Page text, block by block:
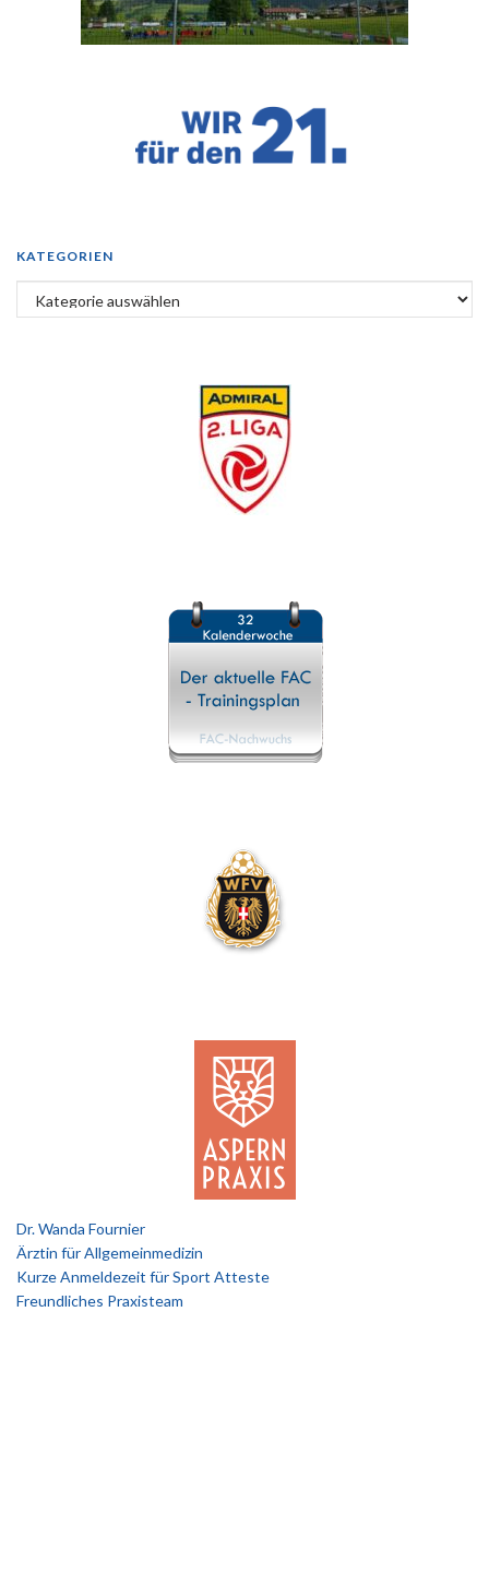
KATEGORIEN
Kategorien
Dr. Wanda Fournier
Ärztin für Allgemeinmedizin
Kurze Anmeldezeit für Sport Atteste
Freundliches Praxisteam